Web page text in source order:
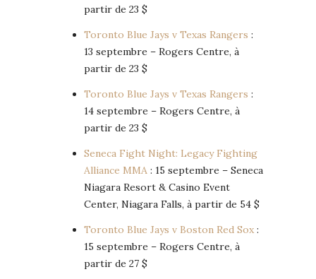
partir de 23 $
Toronto Blue Jays v Texas Rangers :
13 septembre – Rogers Centre, à
partir de 23 $
Toronto Blue Jays v Texas Rangers :
14 septembre – Rogers Centre, à
partir de 23 $
Seneca Fight Night: Legacy Fighting
Alliance MMA : 15 septembre – Seneca
Niagara Resort & Casino Event
Center, Niagara Falls, à partir de 54 $
Toronto Blue Jays v Boston Red Sox :
15 septembre – Rogers Centre, à
partir de 27 $